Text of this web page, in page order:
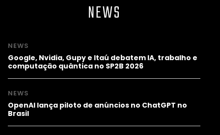
NEWS
NEWS
Google, Nvidia, Gupy e Itaú debatem IA, trabalho e
computação quântica no SP2B 2026
NEWS
OpenAI lança piloto de anúncios no ChatGPT no
Brasil